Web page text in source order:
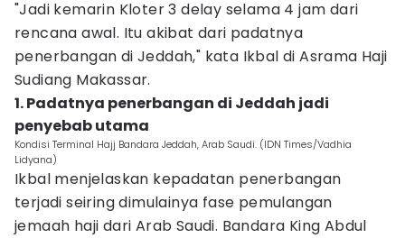
"Jadi kemarin Kloter 3 delay selama 4 jam dari
rencana awal. Itu akibat dari padatnya
penerbangan di Jeddah," kata Ikbal di Asrama Haji
Sudiang Makassar.
1. Padatnya penerbangan di Jeddah jadi
penyebab utama
Kondisi Terminal Hajj Bandara Jeddah, Arab Saudi. (IDN Times/Vadhia
Lidyana)
Ikbal menjelaskan kepadatan penerbangan
terjadi seiring dimulainya fase pemulangan
jemaah haji dari Arab Saudi. Bandara King Abdul